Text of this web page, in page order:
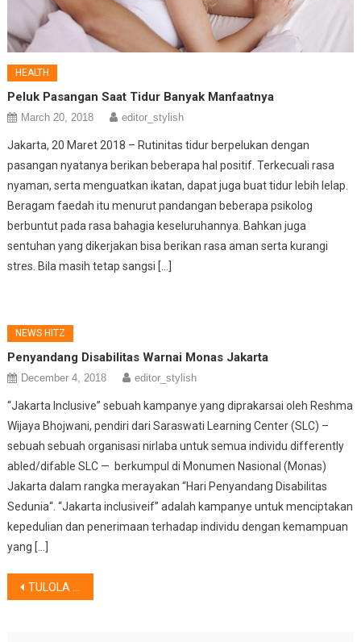
HEALTH
Peluk Pasangan Saat Tidur Banyak Manfaatnya
March 20, 2018 editor_stylish
Jakarta, 20 Maret 2018 – Rutinitas tidur berpelukan dengan
pasangan nyatanya berikan beberapa hal positif. Terkecuali rasa
nyaman, serta menguatkan ikatan, dapat juga buat tidur lebih lelap.
Beragam faedah itu menurut pandangan beberapa psikolog
berbuntut pada rasa bahagia keseluruhannya. Bahkan juga
sentuhan yang dikerjakan bisa berikan rasa aman serta kurangi
stres. Bila masih tetap sangsi […]
NEWS HITZ
Penyandang Disabilitas Warnai Monas Jakarta
December 4, 2018 editor_stylish
“Jakarta Inclusive” sebuah kampanye yang diprakarsai oleh Reshma
Wijaya Bhojwani, pendiri dari Saraswati Learning Center (SLC) –
sebuah sebuah organisasi nirlaba untuk semua individu differently
abled/difable SLC — berkumpul di Monumen Nasional (Monas)
Jakarta dalam rangka merayakan “Hari Penyandang Disabilitas
Sedunia“. “Jakarta inclusiveif” adalah kampanye untuk menciptakan
kepedulian dan penerimaan terhadap individu dengan kemampuan
yang […]
Post
TULOLA – BCA – PERTAMINA, Hadirkan KAWAN NUSANTARA “IDENTITAS”